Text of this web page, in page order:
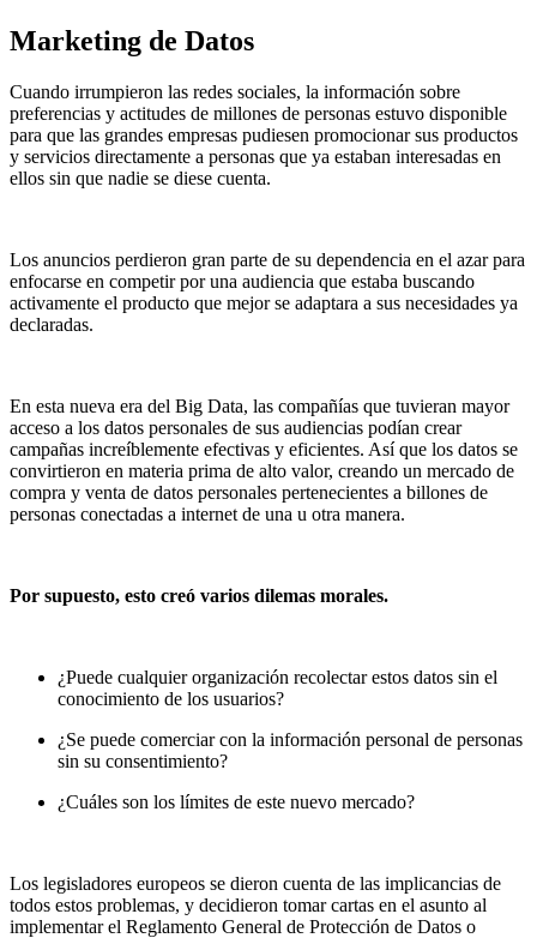
Marketing de Datos
Cuando irrumpieron las redes sociales, la información sobre
preferencias y actitudes de millones de personas estuvo disponible
para que las grandes empresas pudiesen promocionar sus productos
y servicios directamente a personas que ya estaban interesadas en
ellos sin que nadie se diese cuenta.
Los anuncios perdieron gran parte de su dependencia en el azar para
enfocarse en competir por una audiencia que estaba buscando
activamente el producto que mejor se adaptara a sus necesidades ya
declaradas.
En esta nueva era del Big Data, las compañías que tuvieran mayor
acceso a los datos personales de sus audiencias podían crear
campañas increíblemente efectivas y eficientes. Así que los datos se
convirtieron en materia prima de alto valor, creando un mercado de
compra y venta de datos personales pertenecientes a billones de
personas conectadas a internet de una u otra manera.
Por supuesto, esto creó varios dilemas morales.
¿Puede cualquier organización recolectar estos datos sin el
conocimiento de los usuarios?
¿Se puede comerciar con la información personal de personas
sin su consentimiento?
¿Cuáles son los límites de este nuevo mercado?
Los legisladores europeos se dieron cuenta de las implicancias de
todos estos problemas, y decidieron tomar cartas en el asunto al
implementar el Reglamento General de Protección de Datos o